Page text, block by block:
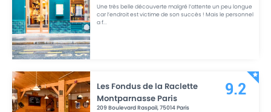
Une très belle découverte malgré l’attente un peu longue
car l’endroit est victime de son succès ! Mais le personnel
a f...
Les Fondus de la Raclette
Montparnasse Paris
209 Boulevard Raspail,75014Paris
9.2